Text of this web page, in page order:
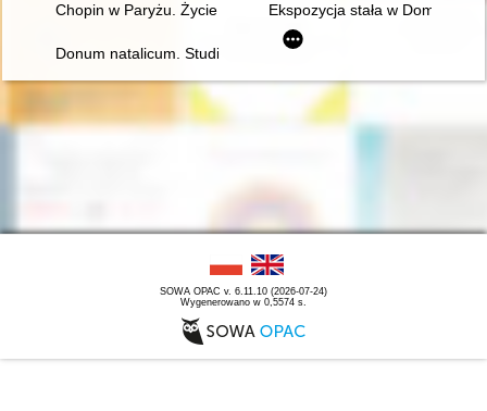
Chopin w Paryżu. Życie i epokaEkspozycja stała w Domu
Donum natalicum. Studia Thaddaeo Przybylski octogenario
SOWA OPAC v. 6.11.10 (2026-07-24)
Wygenerowano w 0,5574 s.